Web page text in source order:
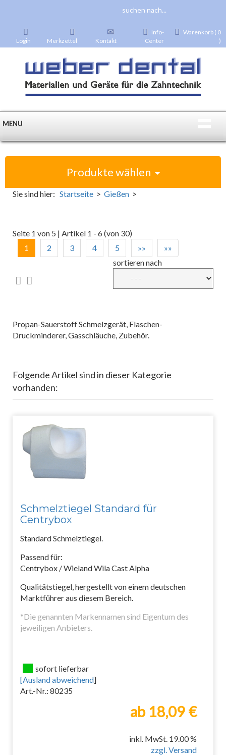
Login Merkzettel Kontakt
Info-
Center
Warenkorb ( 0
)
MENU
Produkte wählen
Sie sind hier: Startseite > Gießen >
Seite 1 von 5 | Artikel 1 - 6 (von 30)
1
2 3 4 5 »»
»»
sortieren nach
Propan-Sauerstoff Schmelzgerät, Flaschen-
Druckminderer, Gasschläuche, Zubehör.
Folgende Artikel sind in dieser Kategorie
vorhanden:
Schmelztiegel Standard für
Centrybox
Standard Schmelztiegel.
Passend für:
Centrybox / Wieland Wila Cast Alpha
Qualitätstiegel, hergestellt von einem deutschen
Marktführer aus diesem Bereich.
*Die genannten Markennamen sind Eigentum des
jeweiligen Anbieters.
sofort lieferbar
[Ausland abweichend]
Art.-Nr.: 80235
ab 18,09 €
inkl. MwSt. 19.00 %
zzgl. Versand